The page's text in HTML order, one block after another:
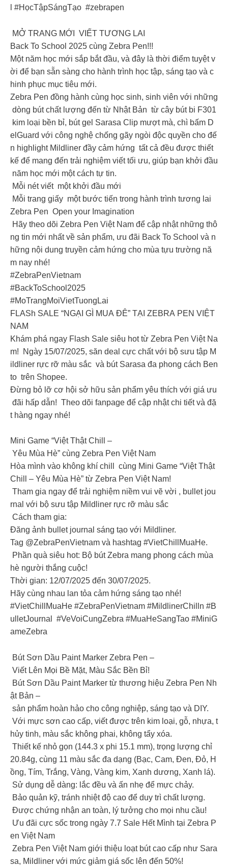
l #HọcTậpSángTạo #zebrapen️
️ MỞ TRANG MỚI VIẾT TƯƠNG LAI
Back To School 2025 cùng Zebra Pen!!!
Một năm học mới sắp bắt đầu, và đây là thời điểm tuyệt v
ời để bạn sẵn sàng cho hành trình học tập, sáng tạo và c
hinh phục mục tiêu mới.
Zebra Pen đồng hành cùng học sinh, sinh viên với những
dòng bút chất lượng đến từ Nhật Bản từ cây bút bi F301
kim loại bền bỉ, bút gel Sarasa Clip mượt mà, chì bấm D
elGuard với công nghệ chống gãy ngòi độc quyền cho đế
n highlight Mildliner đầy cảm hứng tất cả đều được thiết
kế để mang đến trải nghiệm viết tối ưu, giúp bạn khởi đầu
năm học mới một cách tự tin.
Mỗi nét viết một khởi đầu mới
Mỗi trang giấy một bước tiến trong hành trình tương lai
Zebra Pen Open your Imagination
Hãy theo dõi Zebra Pen Việt Nam để cập nhật những thô
ng tin mới nhất về sản phẩm, ưu đãi Back To School và n
hững nội dung truyền cảm hứng cho mùa tựu trường nă
m nay nhé!
#ZebraPenVietnam
#BackToSchool2025
#MoTrangMoiVietTuongLai
FLASh SALE “NGẠI GÌ MUA ĐÊ” TẠI ZEBRA PEN VIỆT
NAM
Khám phá ngay Flash Sale siêu hot từ Zebra Pen Việt Na
m! Ngày 15/07/2025, săn deal cực chất với bộ sưu tập M
ildliner rực rỡ màu sắc và bút Sarasa đa phong cách Ben
to trên Shopee.
Đừng bỏ lỡ cơ hội sở hữu sản phẩm yêu thích với giá ưu
đãi hấp dẫn! Theo dõi fanpage để cập nhật chi tiết và đặ
t hàng ngay nhé!
Mini Game “Việt Thật Chill –
Yêu Mùa Hè” cùng Zebra Pen Việt Nam
Hòa mình vào không khí chill cùng Mini Game “Việt Thật
Chill – Yêu Mùa Hè” từ Zebra Pen Việt Nam!
Tham gia ngay để trải nghiệm niềm vui vẽ vời , bullet jou
rnal với bộ sưu tập Mildliner rực rỡ màu sắc
Cách tham gia:
Đăng ảnh bullet journal sáng tạo với Mildliner.
Tag @ZebraPenVietnam và hashtag #VietChillMuaHe.
Phần quà siêu hot: Bộ bút Zebra mang phong cách mùa
hè người thắng cuộc!
Thời gian: 12/07/2025 đến 30/07/2025.
Hãy cùng nhau lan tỏa cảm hứng sáng tạo nhé!
#VietChillMuaHe #ZebraPenVietnam #MildlinerChilln #B
ulletJournal #VeVoiCungZebra #MuaHeSangTao #MiniG
ameZebra
Bút Sơn Dầu Paint Marker Zebra Pen –
Viết Lên Mọi Bề Mặt, Màu Sắc Bền Bỉ!
Bút Sơn Dầu Paint Marker từ thương hiệu Zebra Pen Nh
ật Bản –
sản phẩm hoàn hảo cho công nghiệp, sáng tạo và DIY.
Với mực sơn cao cấp, viết được trên kim loại, gỗ, nhựa, t
hủy tinh, màu sắc không phai, không tẩy xóa.
Thiết kế nhỏ gọn (144.3 x phi 15.1 mm), trọng lượng chỉ
20.84g, cùng 11 màu sắc đa dạng (Bạc, Cam, Đen, Đỏ, H
ồng, Tím, Trắng, Vàng, Vàng kim, Xanh dương, Xanh lá).
Sử dụng dễ dàng: lắc đều và ấn nhẹ để mực chảy.
️ Bảo quản kỹ, tránh nhiệt độ cao để duy trì chất lượng.
Được chứng nhận an toàn, lý tưởng cho mọi nhu cầu!
Ưu đãi cực sốc trong ngày 7.7 Sale Hết Mình tại Zebra P
en Việt Nam
Zebra Pen Việt Nam giới thiệu loạt bút cao cấp như Sara
sa, Mildliner với mức giảm giá sốc lên đến 50%!